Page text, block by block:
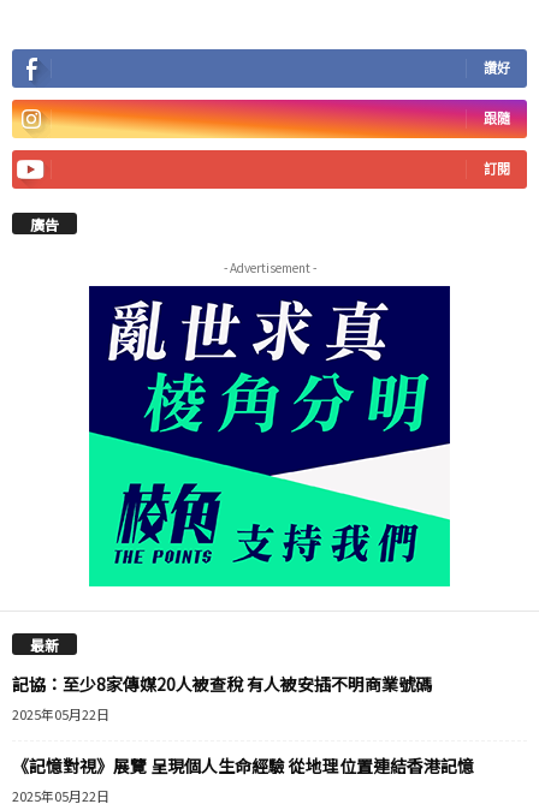
讚好
跟隨
訂閱
廣告
- Advertisement -
最新
記協：至少8家傳媒20人被查稅 有人被安插不明商業號碼
2025年05月22日
《記憶對視》展覽 呈現個人生命經驗 從地理位置連結香港記憶
2025年05月22日